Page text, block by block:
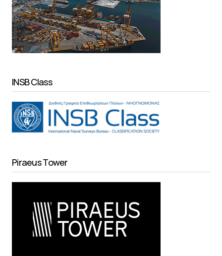
INSB Class
Piraeus Tower